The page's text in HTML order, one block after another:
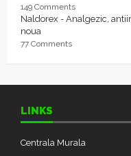
149 Comments
Naldorex - Analgezic,
noua
77 Comments
LINKS
Centrala Murala